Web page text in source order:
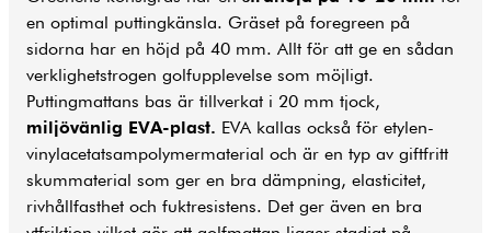
en optimal puttingkänsla. Gräset på foregreen på
sidorna har en höjd på 40 mm. Allt för att ge en sådan
verklighetstrogen golfupplevelse som möjligt.
Puttingmattans bas är tillverkat i 20 mm tjock,
miljövänlig EVA-plast. EVA kallas också för etylen-
vinylacetatsampolymermaterial och är en typ av giftfritt
skummaterial som ger en bra dämpning, elasticitet,
rivhållfasthet och fuktresistens. Det ger även en bra